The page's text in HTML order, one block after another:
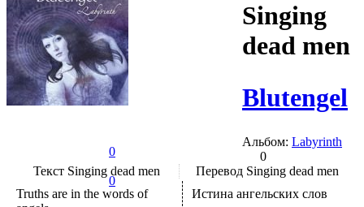
0
0
Singing
dead men
Blutengel
Альбом: Labyrinth
0
Текст Singing dead men Перевод Singing dead men
Truths are in the words of
Истина ангельских слов